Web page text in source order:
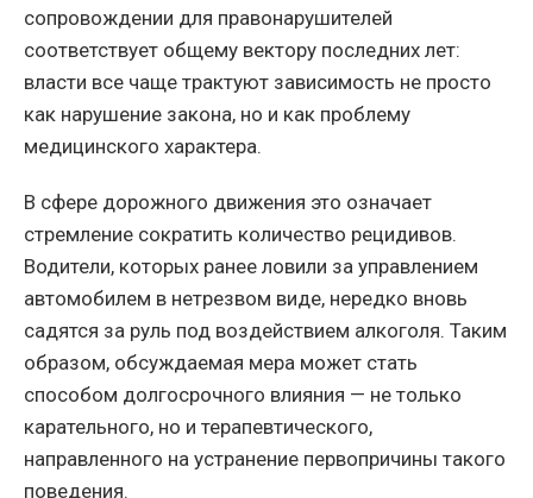
сопровождении для правонарушителей
соответствует общему вектору последних лет:
власти все чаще трактуют зависимость не просто
как нарушение закона, но и как проблему
медицинского характера.
В сфере дорожного движения это означает
стремление сократить количество рецидивов.
Водители, которых ранее ловили за управлением
автомобилем в нетрезвом виде, нередко вновь
садятся за руль под воздействием алкоголя. Таким
образом, обсуждаемая мера может стать
способом долгосрочного влияния — не только
карательного, но и терапевтического,
направленного на устранение первопричины такого
поведения.